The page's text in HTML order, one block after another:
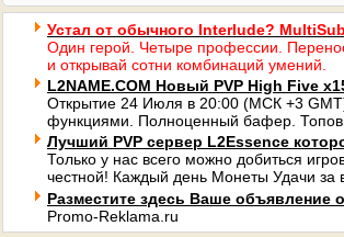
Устал от обычного Interlude?
Один герой. Четыре профессии.
и открывай сотни комбинаций умений.
L2NAME.COM Новый PVP High Five
Открытие 24 Июля в 20:00 (МСК +3
функциями. Полноценный бафер.
Лучший PVP сервер L2Essence
Только у нас всего можно добиться
честной! Каждый день Монеты Удачи за
Разместите здесь Ваше объявление
Promo-Reklama.ru